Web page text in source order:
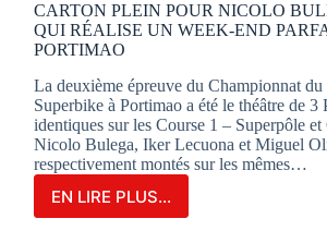
CARTON PLEIN POUR NICOLO
QUI RÉALISE UN WEEK-END
PORTIMAO
La deuxième épreuve du Championnat
Superbike à Portimao a été le théâtre de 3
identiques sur les Course 1 – Superpôle et
Nicolo Bulega, Iker Lecuona et Miguel
respectivement montés sur les mêmes…
EN LIRE PLUS...
CARTON